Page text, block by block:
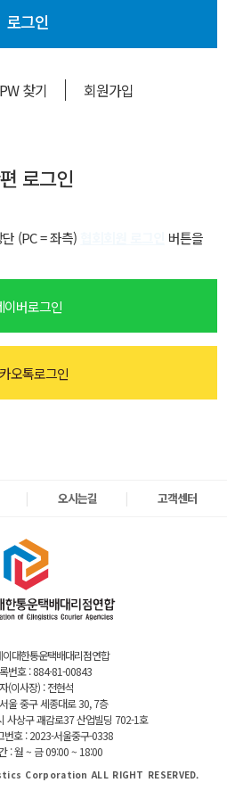
로그인
PW 찾기 회원가입
로그인
(PC = 좌측)
버튼을
이버로그인
오톡로그인
오시는길 고객센터
대한통운택배대리점연합
번호 : 884-81-00843
(이사장) : 전현석
울 중구 세종대로 30, 7층
사상구 괘감로37 산업빌딩 702-1호
번호 : 2023-서울중구-0338
: 월 ~ 금 09:00 ~ 18:00
Corporation ALL RIGHT RESERVED.